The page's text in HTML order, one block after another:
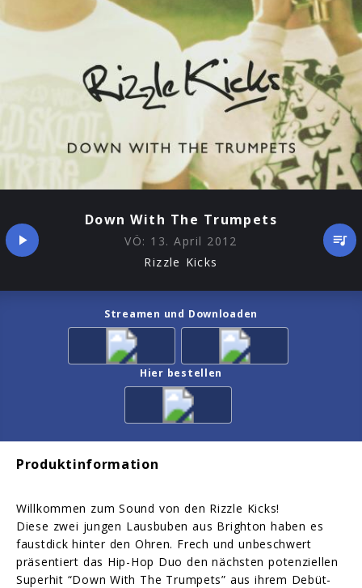
Down With The Trumpets
VÖ: 13. April 2012
Rizzle Kicks
Streamen und Downloaden
Hier bestellen
Produktinformation
Willkommen zum Sound von den Rizzle Kicks!
Die­se zwei jungen Laus­bu­ben aus Brigh­ton ha­ben es
faust­dick hin­ter den Oh­ren. Frech und un­be­schwert
präsentiert das Hip-Hop Duo den nächs­ten po­ten­zi­el­len
Superhit “Down With The Trum­pets” aus ihrem Debüt-